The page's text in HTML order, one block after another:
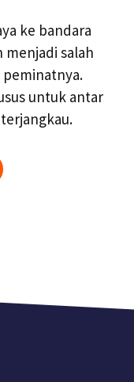
ke bandara
menjadi salah
untuk antar